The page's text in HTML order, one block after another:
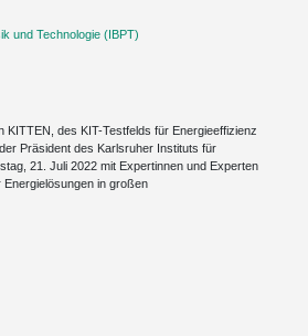
und Technologie (IBPT)
KITTEN, des KIT-Testfelds für Energieeffizienz
Präsident des Karlsruher Instituts für
21. Juli 2022 mit Expertinnen und Experten
in großen